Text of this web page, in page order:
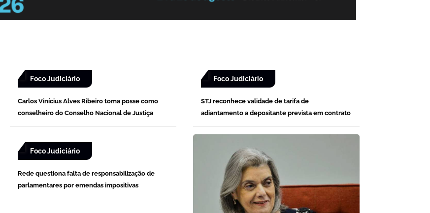
Foco Judiciário
Carlos Vinícius Alves Ribeiro toma posse como
conselheiro do Conselho Nacional de Justiça
Foco Judiciário
STJ reconhece validade de tarifa de
adiantamento a depositante prevista em contrato
Foco Judiciário
Rede questiona falta de responsabilização de
parlamentares por emendas impositivas